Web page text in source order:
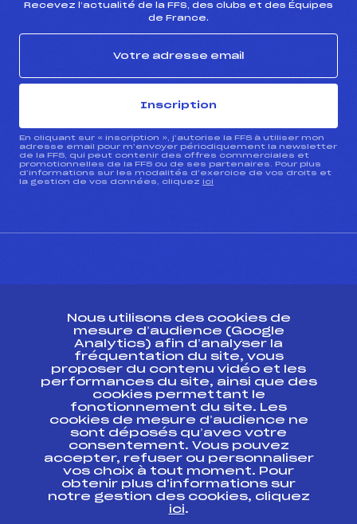
Recevez l’actualité de la FFS, des clubs et des Équipes
de France.
Inscription
En cliquant sur « inscription », j’autorise la FFS à utiliser mon
adresse email pour m’envoyer périodiquement la newsletter
de la FFS, qui peut contenir des offres commerciales et
promotionnelles de la FFS ou de ses partenaires. Pour plus
d’informations sur les modalités d’exercice de vos droits et
la gestion de vos données, cliquez ici
Ressources
Pass’Neige
Projet sportif fédéral
Projet de performance fédéral
Antidopage
Pôle Développement, Formation, Suivi
Scientifique
Listes ministérielles
Pôle vie de l’athlète
Enseignement professionnel
Nous utilisons des cookies de
mesure d’audience (Google
Analytics) afin d’analyser la
fréquentation du site, vous
proposer du contenu vidéo et les
performances du site, ainsi que des
cookies permettant le
fonctionnement du site. Les
cookies de mesure d’audience ne
sont déposés qu’avec votre
consentement. Vous pouvez
accepter, refuser ou personnaliser
vos choix à tout moment. Pour
obtenir plus d'informations sur
notre gestion des cookies, cliquez
ici.